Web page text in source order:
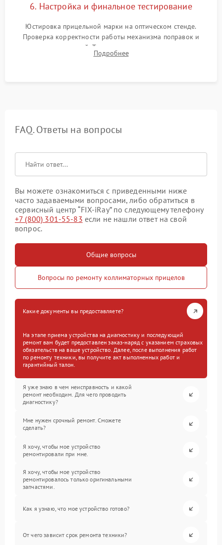
6. Настройка и финальное тестирование
Юстировка прицельной марки на оптическом стенде.
Проверка корректности работы механизма поправок и
отсутствия искажений. Тестирование прицела на ударном
стенде для подтверждения устойчивости к отдаче оружия и
Подробнее
FAQ. Ответы на вопросы
Вы можете ознакомиться с приведенными ниже
часто задаваемыми вопросами, либо обратиться в
сервисный центр “FIX-iRay” по следующему телефону
+7 (800) 301-55-83 если не нашли ответ на свой
вопрос.
Общие вопросы
Вопросы по ремонту коллиматорных прицелов
Какие документы вы предоставляете?
На этапе приема устройства на диагностику и последующий
ремонт вам будет предоставлен заказ-наряд с указанием страховых
обязательств на ваше устройство. Далее, после выполнения работ
по ремонту техники, вы получите акт выполненных работ и
гарантийный талон.
Я уже знаю в чем неисправность и какой
ремонт необходим. Для чего проводить
диагностику?
Мне нужен срочный ремонт. Сможете
сделать?
Я хочу, чтобы мое устройство
ремонтировали при мне.
Я хочу, чтобы мое устройство
ремонтировалось только оригинальными
запчастями.
Как я узнаю, что мое устройство готово?
От чего зависит срок ремонта техники?